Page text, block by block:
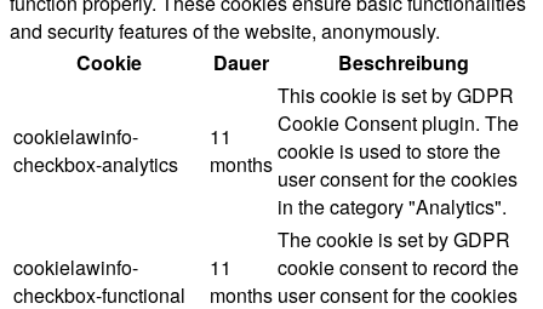
and security features of the website, anonymously.
Cookie
Dauer Beschreibung
cookielawinfo-
checkbox-analytics
11
months
This cookie is set by GDPR
Cookie Consent plugin. The
cookie is used to store the
user consent for the cookies
in the category "Analytics".
cookielawinfo-
checkbox-functional
11
months
The cookie is set by GDPR
cookie consent to record the
user consent for the cookies